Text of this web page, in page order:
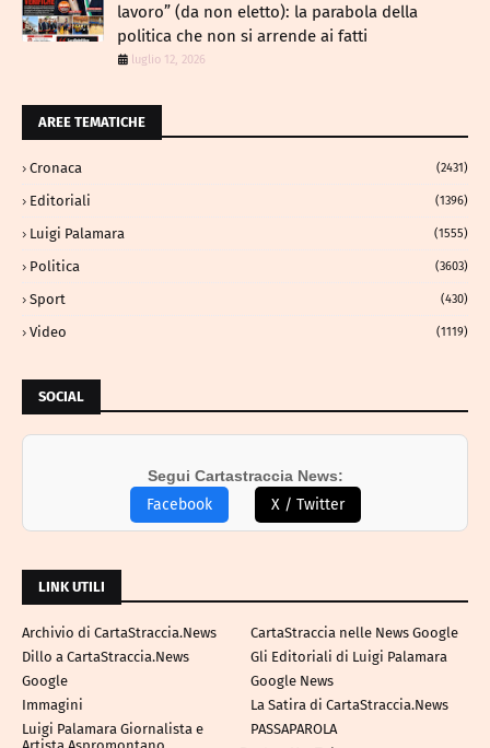
lavoro” (da non eletto): la parabola della
politica che non si arrende ai fatti
luglio 12, 2026
AREE TEMATICHE
Cronaca (2431)
Editoriali (1396)
Luigi Palamara (1555)
Politica (3603)
Sport (430)
Video (1119)
SOCIAL
Segui Cartastraccia News:
Facebook X / Twitter
LINK UTILI
Archivio di CartaStraccia.News
CartaStraccia nelle News Google
Dillo a CartaStraccia.News
Gli Editoriali di Luigi Palamara
Google
Google News
Immagini
La Satira di CartaStraccia.News
Luigi Palamara Giornalista e
PASSAPAROLA